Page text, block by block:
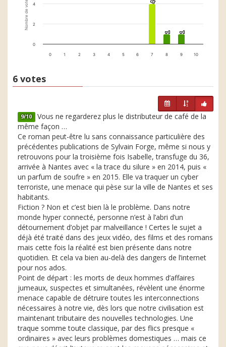
Nombre de votes 4
4
1
1 1
1
0 1 2 3 4 5 6 7 8 9 10
0
2
4
6 votes
9/10 Vous ne regarderez plus le distributeur de café de la
même façon …
Ce roman peut-être lu sans connaissance particulière des
précédentes publications de Sylvain Forge, même si nous y
retrouvons pour la troisième fois Isabelle, transfuge du 36,
arrivée à Nantes avec « la trace du silure » en 2014, puis «
un parfum de soufre » en 2015. Elle va traquer un cyber
terroriste, une menace qui pèse sur la ville de Nantes et ses
habitants.
Fiction ? Non et c’est bien là le problème. Dans notre
monde hyper connecté, personne n’est à l’abri d’un
détournement d’objet par malveillance ! Certes le sujet a
déjà été traité dans des jeux vidéo, des films et des romans
mais cette fois la réalité est bien présente dans notre
quotidien. Et cela va bien au-delà des dangers de l’internet
pour nos ados.
Point de départ : les morts de deux hommes d’affaires
jumeaux, suspectes et simultanées, révèlent une énorme
menace capable de détruire toutes les interconnections
nécessaires à notre vie, dès lors que notre civilisation est
maintenant tributaire des nouvelles technologies. Une
traque somme toute classique, par des flics presque «
ordinaires » avec leurs problèmes domestiques … mais ce